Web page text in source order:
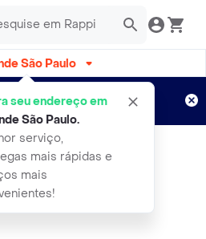
São Paulo
seu endereço em
São Paulo.
serviço,
mais rápidas e
mais
por 15 dias!
Aplicam T&C